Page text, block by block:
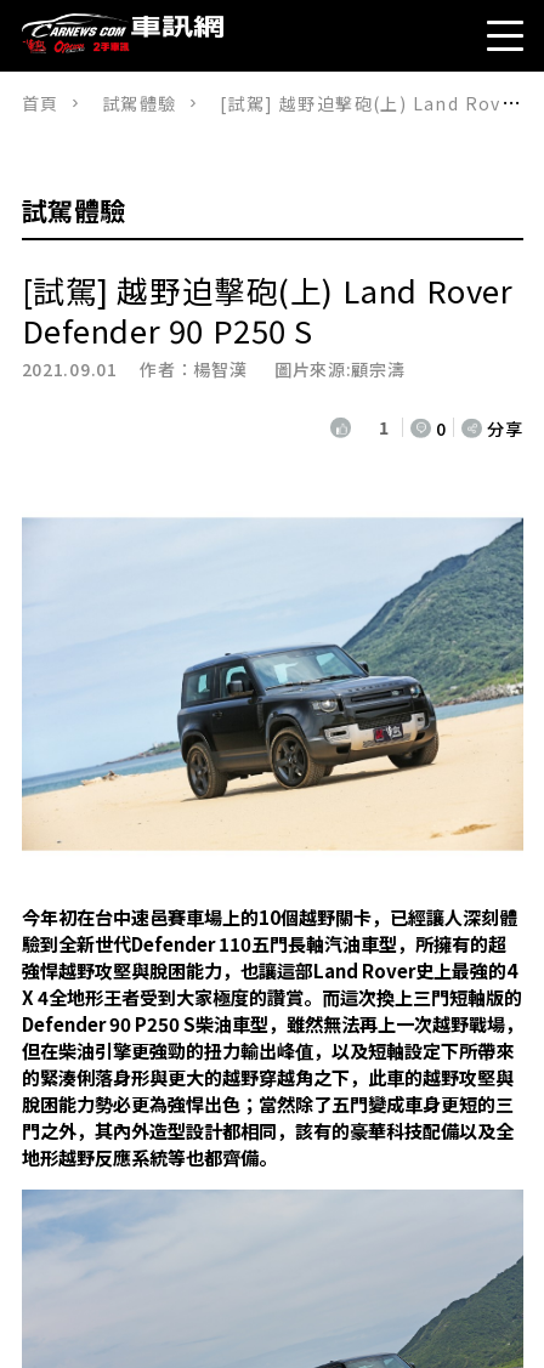
首頁 試駕體驗 [試駕] 越野迫擊砲(上) Land Rover Defender 90 P250 S
試駕體驗
[試駕] 越野迫擊砲(上) Land Rover
Defender 90 P250 S
2021.09.01 作者：楊智漢 圖片來源:顧宗濤
1 0 分享
今年初在台中速邑賽車場上的10個越野關卡，已經讓人深刻體
驗到全新世代Defender 110五門長軸汽油車型，所擁有的超
強悍越野攻堅與脫困能力，也讓這部Land Rover史上最強的4
X 4全地形王者受到大家極度的讚賞。而這次換上三門短軸版的
Defender 90 P250 S柴油車型，雖然無法再上一次越野戰場，
但在柴油引擎更強勁的扭力輸出峰值，以及短軸設定下所帶來
的緊湊俐落身形與更大的越野穿越角之下，此車的越野攻堅與
脫困能力勢必更為強悍出色；當然除了五門變成車身更短的三
門之外，其內外造型設計都相同，該有的豪華科技配備以及全
地形越野反應系統等也都齊備。